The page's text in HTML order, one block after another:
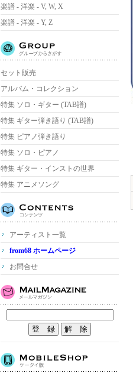
楽譜 - 洋楽 - V, W, X
楽譜 - 洋楽 - Y, Z
セット販売
アルバム・コレクション
特集 ソロ・ギター (TAB譜)
特集 ギター弾き語り (TAB譜)
特集 ピアノ弾き語り
特集 ソロ・ピアノ
特集 ギター・インストの世界
特集 アニメソング
アーティスト一覧
from68 ホームページ
お問合せ